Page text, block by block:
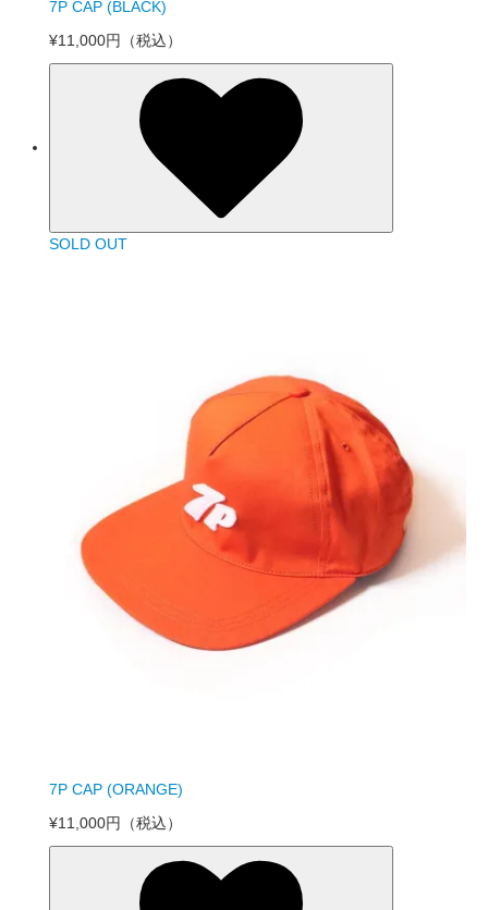
7P CAP (BLACK)
¥11,000円
（税込）
SOLD OUT
7P CAP (ORANGE)
¥11,000円 （税込）